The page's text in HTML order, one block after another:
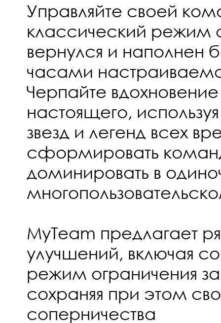
Управляйте своей
классический режим
вернулся и наполнен
часами
Черпайте
настоящего,
звезд и легенд всех
сформировать
доминировать в
MyTeam предлагает
улучшений, включая
режим ограничения
сохраняя при этом
соперничества